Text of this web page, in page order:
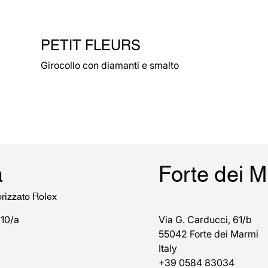
PETIT FLEURS
Girocollo con diamanti e smalto
Rolex
a
Forte dei
Via G. Carducci, 61/b
55042 Forte dei Marmi
Italy
+39 0584 83034